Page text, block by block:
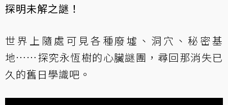
探明未解之謎！
世界上隨處可見各種廢墟、洞穴、秘密基
地……探究永恆樹的心臟謎團，尋回那消失已
久的舊日學識吧。